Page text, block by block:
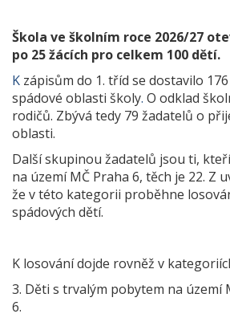
Škola ve školním roce 2026/27
po 25 žácích pro celkem 100 dětí.
K zápisům do 1. tříd se dostavilo
spádové oblasti školy. O odklad
rodičů. Zbývá tedy 79 žadatelů o
oblasti.
Další skupinou žadatelů jsou ti,
na území MČ Praha 6, těch je 22. Z
že v této kategorii proběhne
spádových dětí.
K losování dojde rovněž v
3. Děti s trvalým pobytem na území
6.